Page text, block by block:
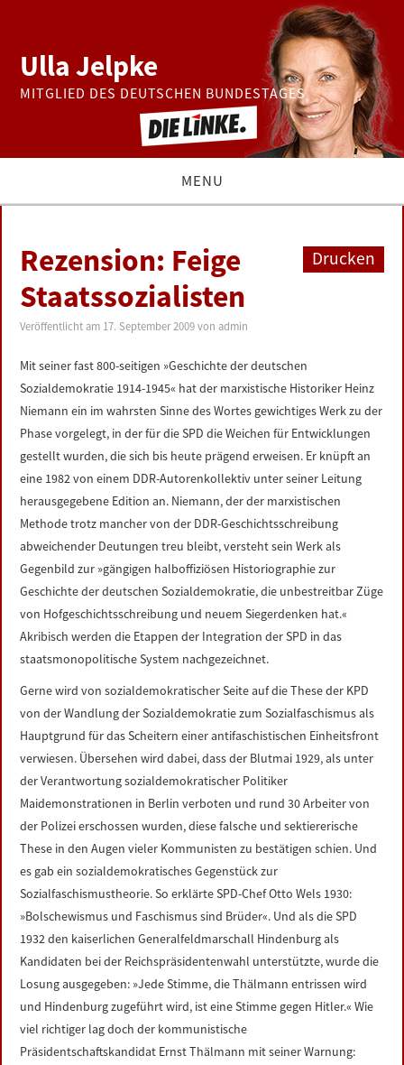
Ulla Jelpke
MITGLIED DES DEUTSCHEN BUNDESTAGES
MENU
BUNDESTAG
PRESSE
ZUR PERSON
LINKS
DATENSCHUTZERKLÄRUNG
IMPRESSUM
Drucken
Rezension: Feige
Staatssozialisten
Veröffentlicht am 17. September 2009 vonadmin
Mit seiner fast 800-seitigen »Geschichte der deutschen
Sozialdemokratie 1914-1945« hat der marxistische Historiker Heinz
Niemann ein im wahrsten Sinne des Wortes gewichtiges Werk zu der
Phase vorgelegt, in der für die SPD die Weichen für Entwicklungen
gestellt wurden, die sich bis heute prägend erweisen. Er knüpft an
eine 1982 von einem DDR-Autorenkollektiv unter seiner Leitung
herausgegebene Edition an. Niemann, der der marxistischen
Methode trotz mancher von der DDR-Geschichtsschreibung
abweichender Deutungen treu bleibt, versteht sein Werk als
Gegenbild zur »gängigen halboffiziösen Historiographie zur
Geschichte der deutschen Sozialdemokratie, die unbestreitbar Züge
von Hofgeschichtsschreibung und neuem Siegerdenken hat.«
Akribisch werden die Etappen der Integration der SPD in das
staatsmonopolitische System nachgezeichnet.
Gerne wird von sozialdemokratischer Seite auf die These der KPD
von der Wandlung der Sozialdemokratie zum Sozialfaschismus als
Hauptgrund für das Scheitern einer antifaschistischen Einheitsfront
verwiesen. Übersehen wird dabei, dass der Blutmai 1929, als unter
der Verantwortung sozialdemokratischer Politiker
Maidemonstrationen in Berlin verboten und rund 30 Arbeiter von
der Polizei erschossen wurden, diese falsche und sektiererische
These in den Augen vieler Kommunisten zu bestätigen schien. Und
es gab ein sozialdemokratisches Gegenstück zur
Sozialfaschismustheorie. So erklärte SPD-Chef Otto Wels 1930:
»Bolschewismus und Faschismus sind Brüder«. Und als die SPD
1932 den kaiserlichen Generalfeldmarschall Hindenburg als
Kandidaten bei der Reichspräsidentenwahl unterstützte, wurde die
Losung ausgegeben: »Jede Stimme, die Thälmann entrissen wird
und Hindenburg zugeführt wird, ist eine Stimme gegen Hitler.« Wie
viel richtiger lag doch der kommunistische
Präsidentschaftskandidat Ernst Thälmann mit seiner Warnung: